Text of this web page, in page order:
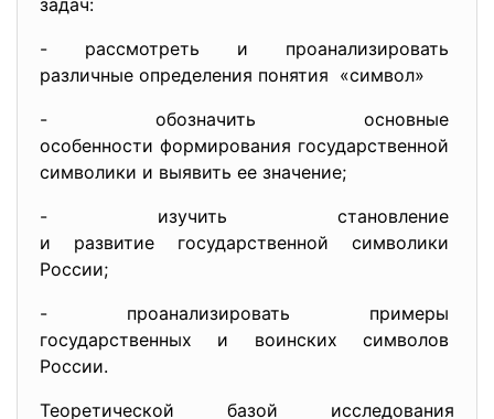
задач:
- рассмотреть и проанализировать
различные определения понятия «символ»
- обозначить основные
особенности формирования государственной
символики и выявить ее значение;
- изучить становление
и развитие государственной символики
России;
- проанализировать примеры
государственных и воинских символов
России.
Теоретической базой исследования